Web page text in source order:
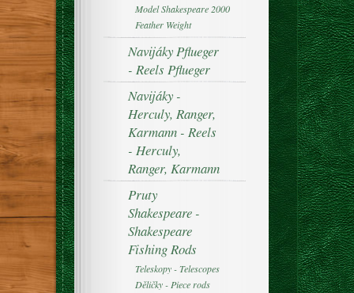
Model Shakespeare 2000
Feather Weight
Navijáky Pflueger
- Reels Pflueger
Navijáky -
Herculy, Ranger,
Karmann - Reels
- Herculy,
Ranger, Karmann
Pruty
Shakespeare -
Shakespeare
Fishing Rods
Teleskopy - Telescopes
Děličky - Piece rods